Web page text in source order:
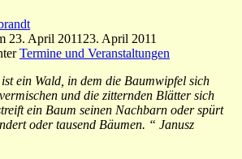
23. April 2011 23. April 2011
Termine und Veranstaltungen
ein Wald, in dem die Baumwipfel sich
und die zitternden Blätter sich
ein Baum seinen Nachbarn oder spürt
oder tausend Bäumen. “ Janusz